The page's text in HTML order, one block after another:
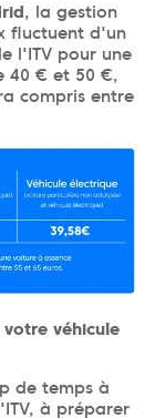
, la gestion
fluctuent d'un
l'ITV pour une
40 € et 50 €,
compris entre
votre véhicule
de temps à
à préparer